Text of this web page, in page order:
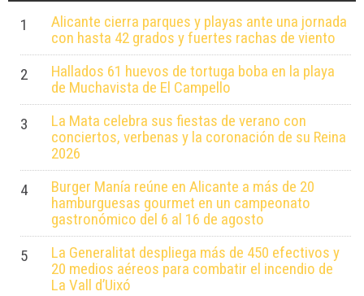
1
Alicante cierra parques y playas ante una jornada
con hasta 42 grados y fuertes rachas de viento
2
Hallados 61 huevos de tortuga boba en la playa
de Muchavista de El Campello
3
La Mata celebra sus fiestas de verano con
conciertos, verbenas y la coronación de su Reina
2026
4
Burger Manía reúne en Alicante a más de 20
hamburguesas gourmet en un campeonato
gastronómico del 6 al 16 de agosto
5
La Generalitat despliega más de 450 efectivos y
20 medios aéreos para combatir el incendio de
La Vall d’Uixó